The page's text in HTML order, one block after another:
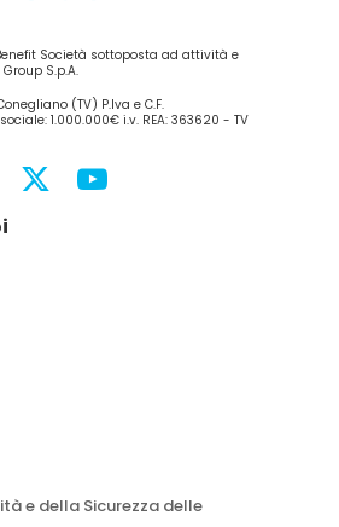
Società sottoposta ad attività e
S.p.A.
(TV) P.Iva e C.F.
1.000.000€ i.v. REA: 363620 - TV
e della Sicurezza delle